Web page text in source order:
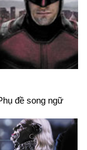
đề song ngữ